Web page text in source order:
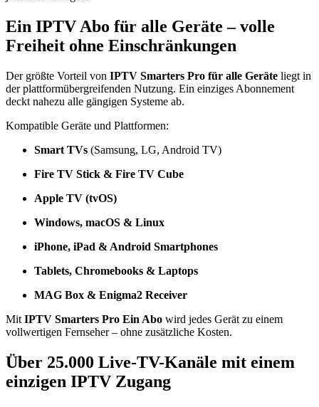
Ein IPTV Abo für alle Geräte – volle
Freiheit ohne Einschränkungen
Der größte Vorteil von IPTV Smarters Pro für alle Geräte liegt in
der plattformübergreifenden Nutzung. Ein einziges Abonnement
deckt nahezu alle gängigen Systeme ab.
Kompatible Geräte und Plattformen:
Smart TVs (Samsung, LG, Android TV)
Fire TV Stick & Fire TV Cube
Apple TV (tvOS)
Windows, macOS & Linux
iPhone, iPad & Android Smartphones
Tablets, Chromebooks & Laptops
MAG Box & Enigma2 Receiver
Mit IPTV Smarters Pro Ein Abo wird jedes Gerät zu einem
vollwertigen Fernseher – ohne zusätzliche Kosten.
Über 25.000 Live-TV-Kanäle mit einem
einzigen IPTV Zugang